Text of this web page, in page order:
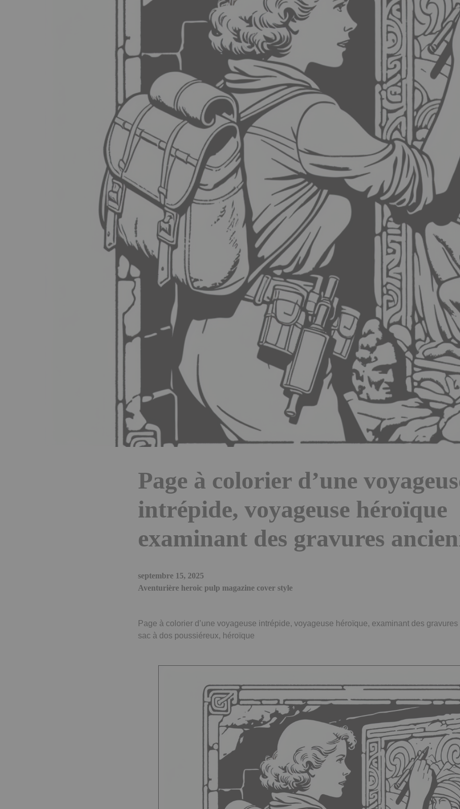
Page à colorier d’une
intrépide, voyageuse héroïque
examinant des gravures
septembre 15, 2025
Aventurière heroic pulp magazine cover style
Page à colorier d’une voyageuse intrépide, voyageuse héroïque, examinant des
sac à dos poussiéreux, héroïque